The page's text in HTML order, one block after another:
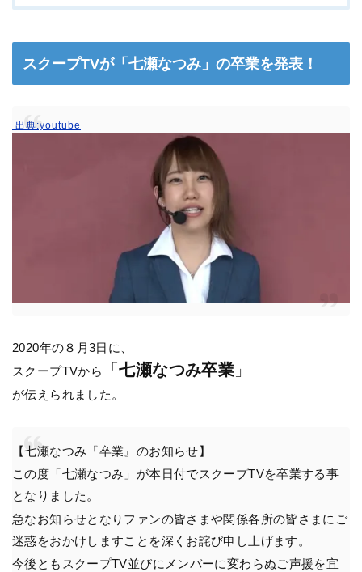
スクープTVが「七瀬なつみ」の卒業を発表！
出典:youtube
2020年の８月3日に、
スクープTVから
「七瀬なつみ卒業 」
が伝えられました。
【七瀬なつみ『卒業』のお知らせ】
この度「七瀬なつみ」が本日付でスクープTVを卒業する事
となりました。
急なお知らせとなりファンの皆さまや関係各所の皆さまにご
迷惑をおかけしますことを深くお詫び申し上げます。
今後ともスクープTV並びにメンバーに変わらぬご声援を宜